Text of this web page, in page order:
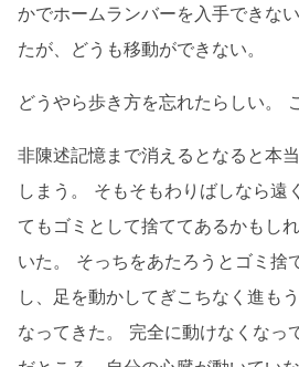
かでホームランバーを入手できな
たが、どうも移動ができない。
どうやら歩き方を忘れたらしい。
非陳述記憶まで消えるとなると本
しまう。 そもそもわりばしなら遠
てもゴミとして捨ててあるかもし
いた。 そっちをあたろうとゴミ捨
し、足を動かしてぎこちなく進も
なってきた。 完全に動けなくなっ